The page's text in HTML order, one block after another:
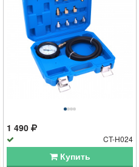
1 490
CT-H024
Купить